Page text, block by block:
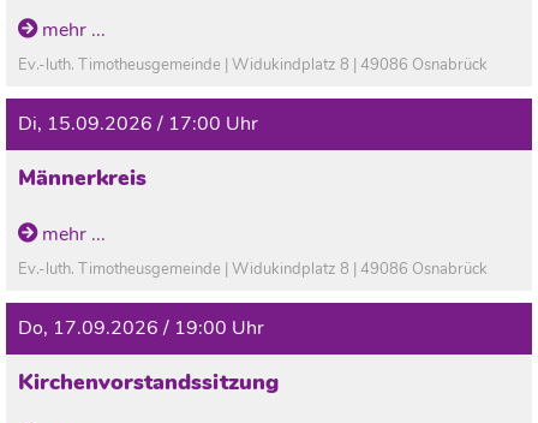
In den Ferien geschlossen!
mehr ...
Ev.-luth. Timotheusgemeinde | Widukindplatz 8 | 49086 Osnabrück
Di, 15.09.2026 / 17:00 Uhr
Männerkreis
mehr ...
Ev.-luth. Timotheusgemeinde | Widukindplatz 8 | 49086 Osnabrück
Do, 17.09.2026 / 19:00 Uhr
Kirchenvorstandssitzung